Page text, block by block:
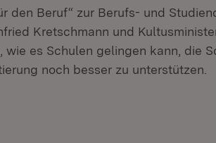
den Beruf“ zur Berufs- und
Kretschmann und
wie es Schulen gelingen kann, die
noch besser zu unterstützen.